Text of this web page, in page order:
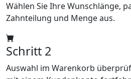
Wählen Sie Ihre Wunschlänge,
Zahnteilung und Menge aus.
Schritt 2
Auswahl im Warenkorb